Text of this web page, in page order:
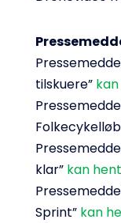
tilskuere” kan
klar” kan
Sprint” kan